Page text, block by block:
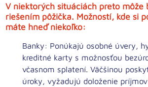
V niektorých situáciách preto môže
riešením pôžička. Možností, kde si
máte hneď niekoľko:
Banky: Ponúkajú osobné úvery,
kreditné karty s možnosťou
včasnom splatení. Väčšinou
úroky, vyžadujú doloženie